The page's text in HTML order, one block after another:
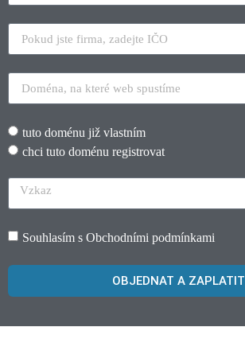
tuto doménu již vlastním
chci tuto doménu registrovat
Souhlasím s Obchodními podmínkami
OBJEDNAT A ZAPLATIT